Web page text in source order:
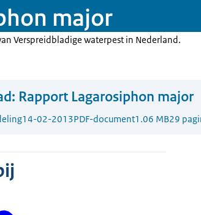
major
Verspreidbladige waterpest in Nederland.
Rapport Lagarosiphon major
14-02-2013PDF-document1.06 MB29